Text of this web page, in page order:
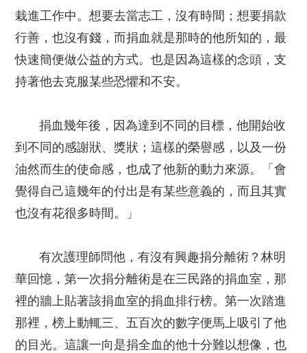
栽進工作中。想要去當志工，沒有時間；想要捐款
行善，也沒有錢，而捐血就是那時的他所知的，最
快速簡便做公益的方式。也是因為這樣的念頭，支
持著他去克服某些恐懼和不安。
捐血幾年後，因為達到不同的目標，他開始收
到不同的感謝狀、獎狀；這樣的榮譽感，以及一份
油然而生的使命感，也成了他新的動力來源。「會
覺得自己這幾年的付出是有某些意義的，而且其實
也沒有花很多時間。」
有次護理師問他，有沒有興趣捐分離術？林明
華回憶，第一次捐分離術是在三民路的捐血室，那
裡的牆上貼著該捐血室的捐血排行榜。第一次踏進
那裡，榜上動輒三、五百次的數字便馬上吸引了他
的目光。這讓一向是捐全血的他十分難以想像，也